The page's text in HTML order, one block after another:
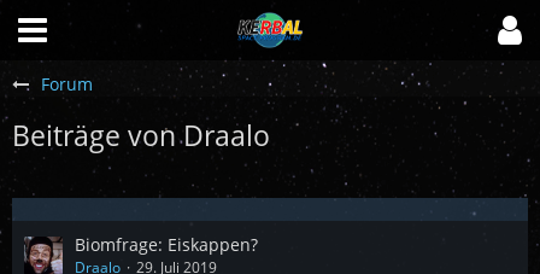
Forum
Beiträge von Draalo
Biomfrage: Eiskappen?
Draalo 29. Juli 2019